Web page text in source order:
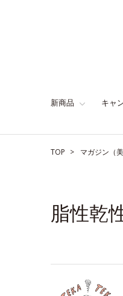
新商品 キャ
TOP マガジン（
脂性乾